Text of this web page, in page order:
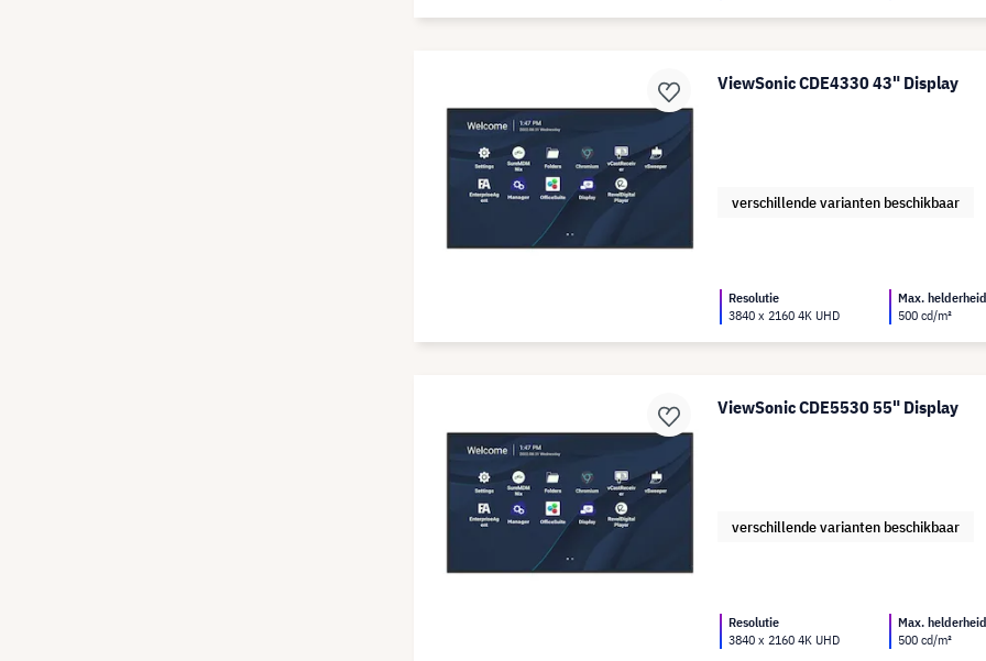
ViewSonic CDE4330 43" Display
verschillende varianten beschikbaar
Resolutie
3840 x 2160 4K UHD
Max.
500 cd/m²
ViewSonic CDE5530 55" Display
verschillende varianten beschikbaar
Resolutie
3840 x 2160 4K UHD
Max.
500 cd/m²